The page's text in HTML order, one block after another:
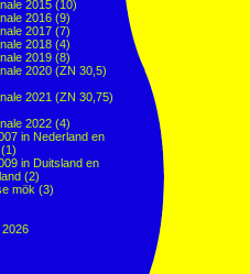
2015 (10)
2016 (9)
2017 (7)
2018 (4)
2019 (8)
2020 (ZN 30,5)
2021 (ZN 30,75)
2022 (4)
in Nederland en
(1)
in Duitsland en
(2)
mök (3)